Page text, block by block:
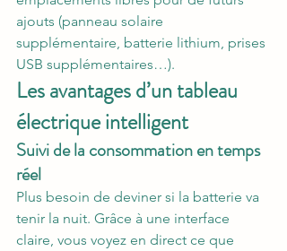
ajouts (panneau solaire
supplémentaire, batterie lithium, prises
USB supplémentaires…).
Les avantages d’un tableau
électrique intelligent
Suivi de la consommation en temps
réel
Plus besoin de deviner si la batterie va
tenir la nuit. Grâce à une interface
claire, vous voyez en direct ce que